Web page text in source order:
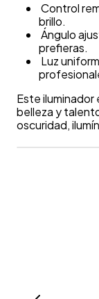
Control
brillo.
Ángulo
prefieras.
Luz
Este iluminador
belleza y
oscuridad,